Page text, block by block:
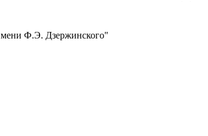
Ф.Э. Дзержинского"